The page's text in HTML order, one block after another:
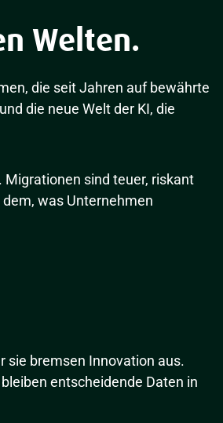
Welten.
die seit Jahren auf bewährte
die neue Welt der KI, die
Migrationen sind teuer, riskant
was Unternehmen
sie bremsen Innovation aus.
entscheidende Daten in